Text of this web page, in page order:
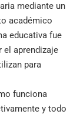
mediante un
académico
educativa fue
el aprendizaje
para
funciona
y todo